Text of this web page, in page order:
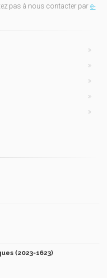
pas à nous contacter par e-
(2023-1623)